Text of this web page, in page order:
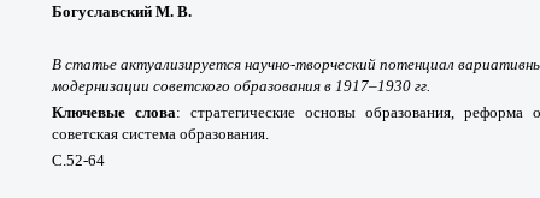
Богуславский М. В.
В статье актуализируется научно-творческий потенциал
модернизации советского образования в 1917–1930 гг.
Ключевые слова: стратегические основы образования, реформа
советская система образования.
С.52-64